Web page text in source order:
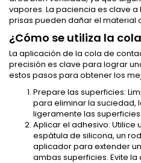
vapores. La paciencia es clave
prisas pueden dañar el material
¿Cómo se utiliza la
La aplicación de la cola de
precisión es clave para lograr
estos pasos para obtener los
Prepare las superficies:
para eliminar la suciedad,
ligeramente las
Aplicar el adhesivo: Utilice
espátula de silicona, un
aplicador para extender
ambas superficies. Evite